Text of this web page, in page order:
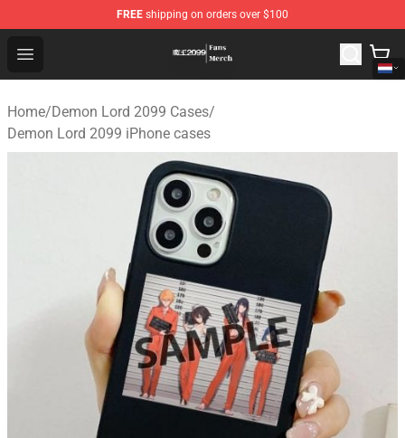
FREE shipping on orders over $100
Open menu
Demon Lord 2099 Store - Official Demon Lord 2099
Home/Demon Lord 2099 Cases/
Demon Lord 2099 iPhone cases